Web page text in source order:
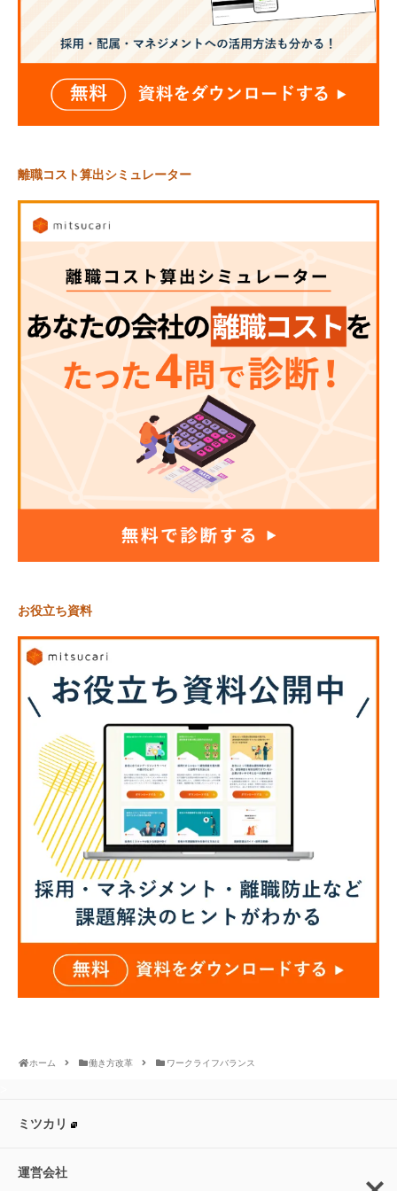
離職コスト算出シミュレーター
お役立ち資料
ホーム 働き方改革 ワークライフバランス
ミツカリ
運営会社